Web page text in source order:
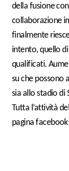
della fusione
collaborazione
finalmente
intento, quello
qualificati.
su che possono
sia allo stadio di
Tutta l’attività
pagina facebook: